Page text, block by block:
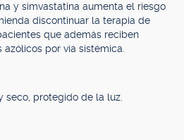
y simvastatina aumenta el riesgo
discontinuar la terapia de
que además reciben
por vía sistémica.
seco, protegido de la luz.